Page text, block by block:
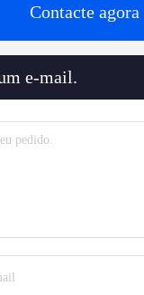
Contacte agora
e-mail.